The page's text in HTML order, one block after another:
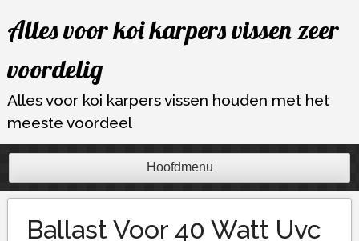
naar
inhoud
Alles voor koi karpers vissen zeer
voordelig
Alles voor koi karpers vissen houden met het
meeste voordeel
Hoofdmenu
Ballast Voor 40 Watt Uvc